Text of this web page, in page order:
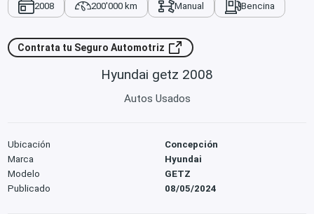
2008 200'000 km Manual Bencina
Contrata tu Seguro Automotriz
Hyundai getz 2008
Autos Usados
Ubicación
Concepción
Marca
Hyundai
Modelo
GETZ
Publicado
08/05/2024